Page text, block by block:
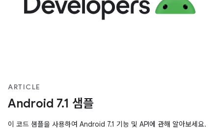
ARTICLE
Android 7.1 샘플
이 코드 샘플을 사용하여 Android 7.1 기능 및 API에 관해 알아보세요.